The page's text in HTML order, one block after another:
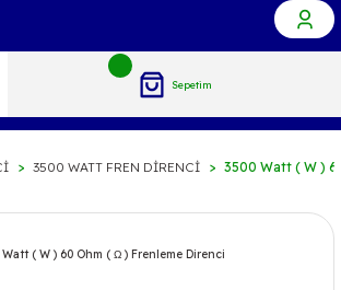
Sepetim
3500 WATT FREN DİRENCİ 3500 Watt ( W )